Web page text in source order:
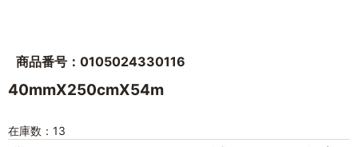
商品番号：0105024330116
40mmX250cmX54m
在庫数：13